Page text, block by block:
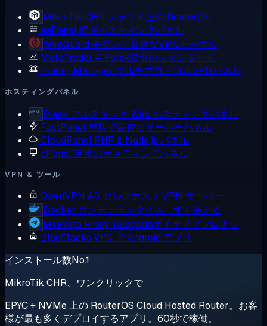
MikroTik CHR クラウド上の RouterOS
aaPanel軽量ホスティングパネル
WireGuard モダンで高速なVPNカーネル
MetaTrader 4 Forex取引のスタンダード
Hiddify Manager マルチプロトコルVPNパネル
ホスティングパネル
Plesk フルスタック Web ホスティングパネル
FastPanel無料で高速なサーバーパネル
CloudPanel PHP & Node.js パネル
cPanel 定番のホスティングパネル
VPN & ツール
OpenVPN AS セルフホスト VPN サーバー
Docker コンテナランタイム、すぐ使える
MTProto Proxy Telegramネイティブプロキシ
BlueStacks VPS で Android アプリ
インストール数No.1
MikroTik CHR、ワンクリックで
EPYC + NVMe 上の RouterOS Cloud Hosted Router。お客
様が最も多くデプロイするアプリ。60秒で稼働。